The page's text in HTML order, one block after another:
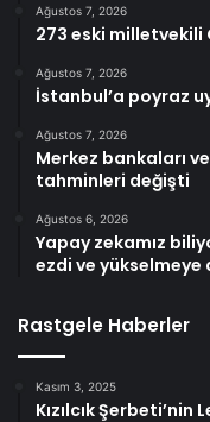
Ağustos 7, 2026
273 eski milletvekili
Ağustos 7, 2026
İstanbul’a poyraz
Ağustos 7, 2026
Merkez bankaları
tahminleri değişti
Ağustos 6, 2026
Yapay zekamız
ezdi ve
Rastgele Haberler
Kasım 3, 2025
Kızılcık Şerbeti’nin